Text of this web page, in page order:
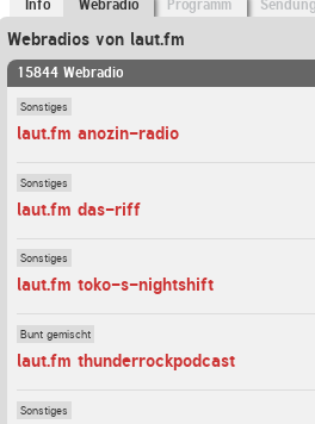
Info Webradio Programm
Webradios von laut.fm
15844 Webradio
Sonstiges
laut.fm anozin-radio
Sonstiges
laut.fm das-riff
Sonstiges
laut.fm toko-s-nightshift
Bunt gemischt
laut.fm thunderrockpodcast
Sonstiges